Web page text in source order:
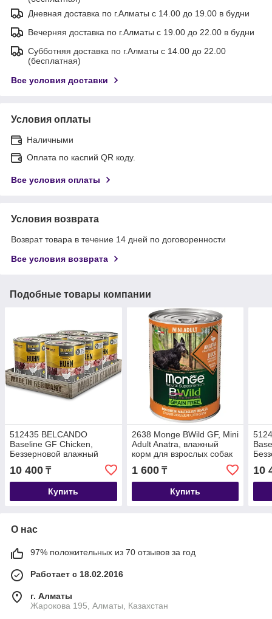
Дневная доставка по г.Алматы с 14.00 до 19.00 в будни
Вечерняя доставка по г.Алматы с 19.00 до 22.00 в будни
Субботняя доставка по г.Алматы с 14.00 до 22.00
(бесплатная)
Все условия доставки
Условия оплаты
Наличными
Оплата по каспий QR коду.
Все условия оплаты
Условия возврата
Возврат товара в течение 14 дней по договоренности
Все условия возврата
Подобные товары компании
512435 BELCANDO
Baseline GF Chicken,
Беззерновой влажный
корм для взрослых собак,
с курицей, уп.6*400г
10 400 ₸
Купить
2638 Monge BWild GF, Mini
Adult Anatra, влажный
корм для взрослых собак
мелких пород с уткой,
банка 400гр.
1 600₸
Купить
с
10
О нас
97% положительных из 70 отзывов за год
Работает с 18.02.2016
г. Алматы
Жарокова 195, Алматы, Казахстан